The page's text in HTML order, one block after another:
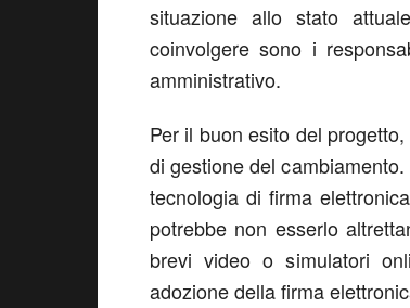
situazione allo stato
coinvolgere sono i
amministrativo.
Per il buon esito del
di gestione del
tecnologia di firma
potrebbe non esserlo
brevi video o simulatori
adozione della firma